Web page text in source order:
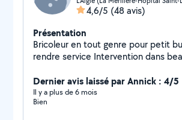
4,6/5 (48 avis)
Présentation
Bricoleur en tout genre pour petit budget
rendre service Intervention dans beaucoup de
Montage meubles en kit Pose parquet flottant
Mécanique Auto. Réparation Vélo. Réparation de
jouets ou d'objets Évacuation de déchets Prêt
Dernier avis laissé par Annick : 4/5
Il y a plus de 6 mois
Bien